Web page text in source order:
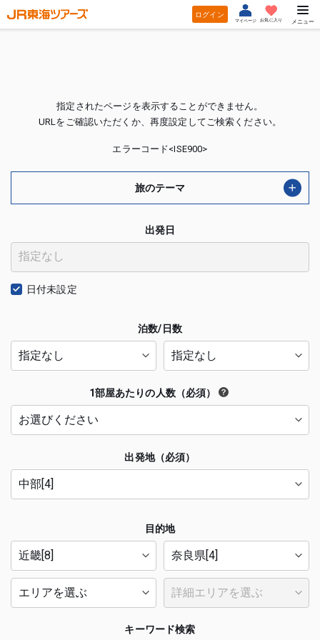
ログイン
マイページ お気に入り メニュー
指定されたページを表示することができません。
URLをご確認いただくか、再度設定してご検索ください。
エラーコード<ISE900>
出発地（必須）
出発日
日付未設定
泊数/日数
1部屋あたりの人数（必須）
目的地
キーワード検索
旅のテーマ